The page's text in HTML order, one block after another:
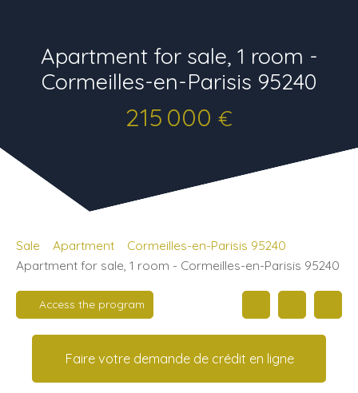
Apartment for sale, 1 room -
Cormeilles-en-Parisis 95240
215 000 €
Sale Apartment
Cormeilles-en-Parisis 95240
Apartment for sale, 1 room - Cormeilles-en-Parisis 95240
Access the program
Faire votre demande de crédit en ligne